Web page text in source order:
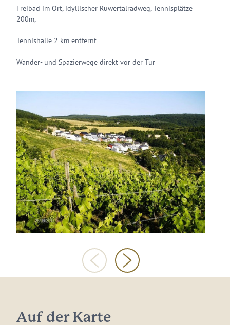
Freibad im Ort, idyllischer Ruwertalradweg, Tennisplätze
200m,
Tennishalle 2 km entfernt
Wander- und Spazierwege direkt vor der Tür
Auf der Karte